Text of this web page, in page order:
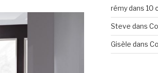
rémydans 10
Steve dans
Gisèle dans